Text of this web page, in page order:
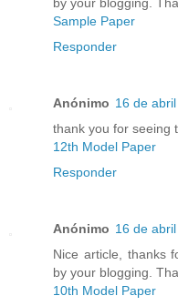
by your blogging.
Sample Paper
Responder
Anónimo 16 de
thank you for seeing
12th Model Paper
Responder
Anónimo 16 de
Nice article, thanks
by your blogging.
10th Model Paper